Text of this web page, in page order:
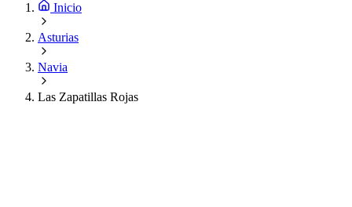
Inicio
Asturias
Navia
Las Zapatillas Rojas